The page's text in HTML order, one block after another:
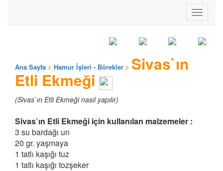
Toggle
Ana Sayfa > Hamur İşleri - Börekler > Sivas`ın
Etli Ekmeği
(Sivas`ın Etli Ekmeği nasıl yapılır)
Sivas`ın Etli Ekmeği için kullanılan malzemeler :
3 su bardağı un
20 gr. yaşmaya
1 tatlı kaşığı tuz
1 tatlı kaşığı tozşeker